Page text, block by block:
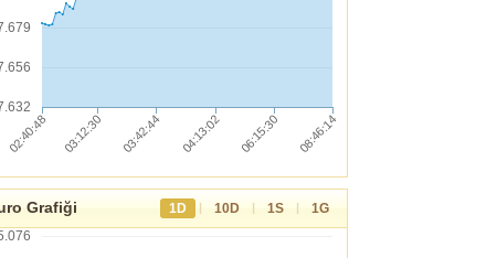
Grafiği 1D | 10D | 1S |
1G